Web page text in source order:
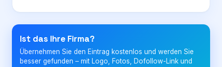
Login
Firma eintragen
Ist das Ihre Firma?
Übernehmen Sie den Eintrag kostenlos und werden Sie
besser gefunden – mit Logo, Fotos, Dofollow-Link und